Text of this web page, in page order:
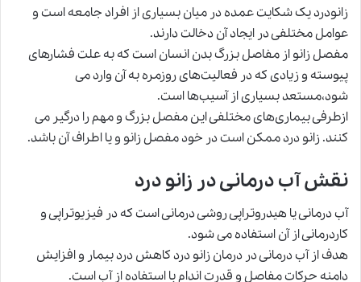
زانودرد‏ یک شکایت عمده در میان بسیاری از افراد جامعه است و
عوامل مختلفی در ایجاد آن دخالت دارند.
مفصل زانو از مفاصل بزرگ بدن انسان است که به علت فشارهای
پیوسته و زیادی که در فعالیت‌های روزمره به آن وارد می
شود،مستعد بسیاری از آسیب‌ها است.
ازطرفی بیماری‌های مختلفی این مفصل بزرگ و مهم را درگیر می
کنند. زانو درد ممکن است در خود مفصل زانو و یا اطراف آن باشد.
نقش آب درمانی در زانو درد
آب درمانی یا هیدروتراپی روشی درمانی است که در فیزیوتراپی و
کاردرمانی از آن استفاده می شود.
هدف از آب درمانی در درمان زانو درد کاهش درد بیمار و افزایش
دامنه حرکات مفاصل و قدرت اندام با استفاده از آب است.